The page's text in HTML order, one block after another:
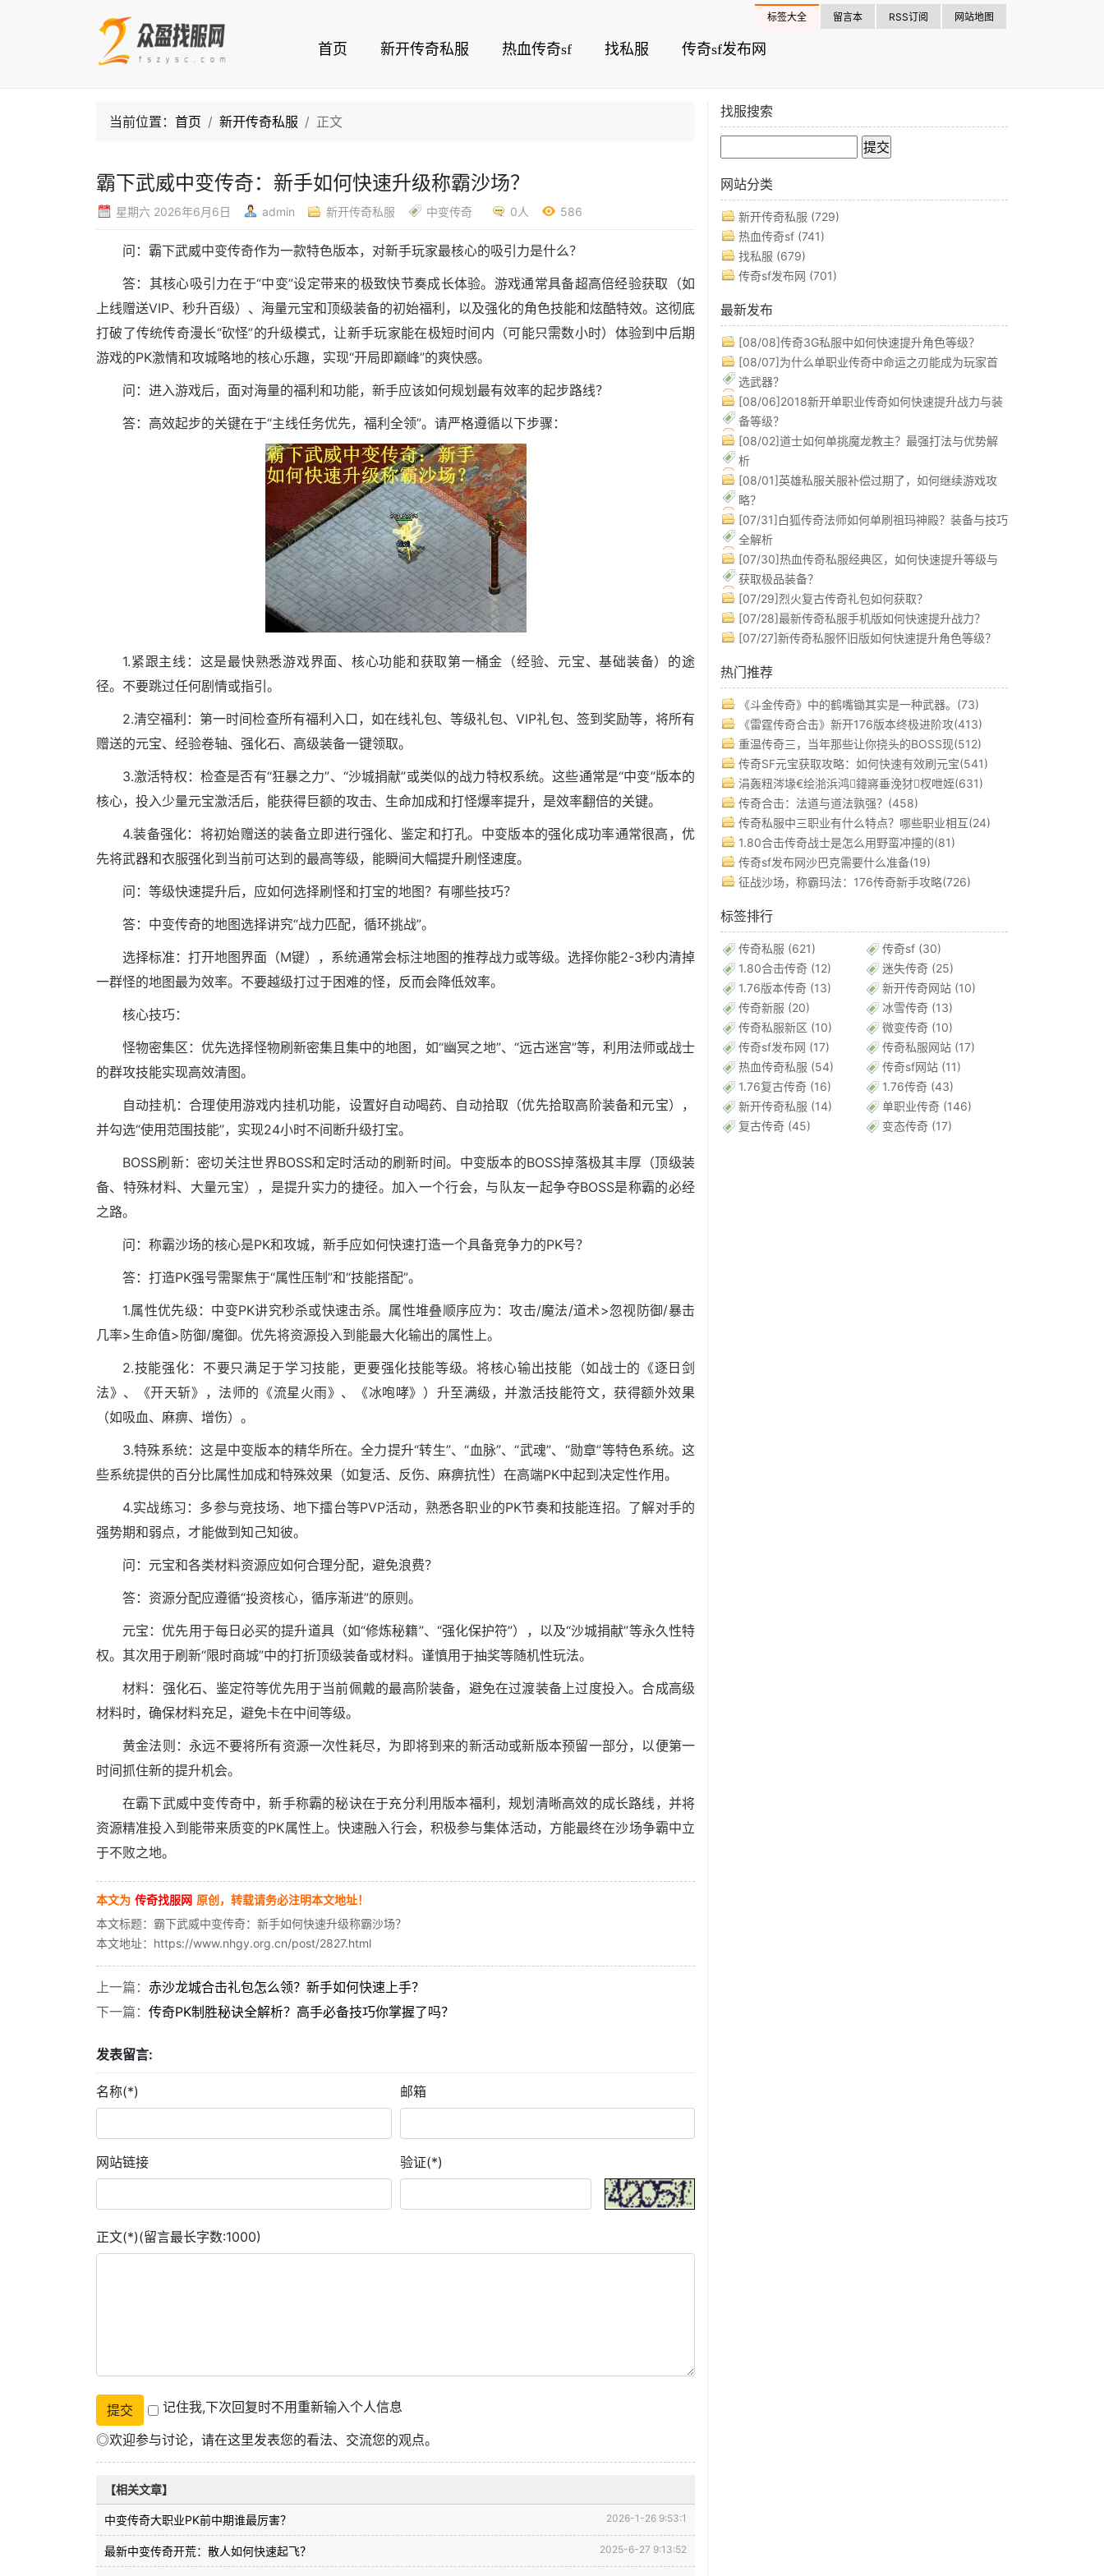
首页 新开传奇私服 热血传奇sf 找私服 传奇sf发布网
标签大全 留言本 RSS订阅 网站地图
当前位置： 首页 新开传奇私服 正文
霸下武威中变传奇：新手如何快速升级称霸沙场？
星期六 2026年6月6日 admin 新开传奇私服 中变传奇 0人 586
问：霸下武威中变传奇作为一款特色版本，对新手玩家最核心的吸引力是什么？
答：其核心吸引力在于“中变”设定带来的极致快节奏成长体验。游戏通常具备超高倍经验获取（如
上线赠送VIP、秒升百级）、海量元宝和顶级装备的初始福利，以及强化的角色技能和炫酷特效。这彻底
打破了传统传奇漫长“砍怪”的升级模式，让新手玩家能在极短时间内（可能只需数小时）体验到中后期
游戏的PK激情和攻城略地的核心乐趣，实现“开局即巅峰”的爽快感。
问：进入游戏后，面对海量的福利和功能，新手应该如何规划最有效率的起步路线？
答：高效起步的关键在于“主线任务优先，福利全领”。请严格遵循以下步骤：
1.紧跟主线：这是最快熟悉游戏界面、核心功能和获取第一桶金（经验、元宝、基础装备）的途
径。不要跳过任何剧情或指引。
2.清空福利：第一时间检查所有福利入口，如在线礼包、等级礼包、VIP礼包、签到奖励等，将所有
赠送的元宝、经验卷轴、强化石、高级装备一键领取。
3.激活特权：检查是否有“狂暴之力”、“沙城捐献”或类似的战力特权系统。这些通常是“中变”版本的
核心，投入少量元宝激活后，能获得巨额的攻击、生命加成和打怪爆率提升，是效率翻倍的关键。
4.装备强化：将初始赠送的装备立即进行强化、鉴定和打孔。中变版本的强化成功率通常很高，优
先将武器和衣服强化到当前可达到的最高等级，能瞬间大幅提升刷怪速度。
问：等级快速提升后，应如何选择刷怪和打宝的地图？有哪些技巧？
答：中变传奇的地图选择讲究“战力匹配，循环挑战”。
选择标准：打开地图界面（M键），系统通常会标注地图的推荐战力或等级。选择你能2-3秒内清掉
一群怪的地图最为效率。不要越级打过于困难的怪，反而会降低效率。
核心技巧：
怪物密集区：优先选择怪物刷新密集且集中的地图，如“幽冥之地”、“远古迷宫”等，利用法师或战士
的群攻技能实现高效清图。
自动挂机：合理使用游戏内挂机功能，设置好自动喝药、自动拾取（优先拾取高阶装备和元宝），
并勾选“使用范围技能”，实现24小时不间断升级打宝。
BOSS刷新：密切关注世界BOSS和定时活动的刷新时间。中变版本的BOSS掉落极其丰厚（顶级装
备、特殊材料、大量元宝），是提升实力的捷径。加入一个行会，与队友一起争夺BOSS是称霸的必经
之路。
问：称霸沙场的核心是PK和攻城，新手应如何快速打造一个具备竞争力的PK号？
答：打造PK强号需聚焦于“属性压制”和“技能搭配”。
1.属性优先级：中变PK讲究秒杀或快速击杀。属性堆叠顺序应为：攻击/魔法/道术>忽视防御/暴击
几率>生命值>防御/魔御。优先将资源投入到能最大化输出的属性上。
2.技能强化：不要只满足于学习技能，更要强化技能等级。将核心输出技能（如战士的《逐日剑
法》、《开天斩》，法师的《流星火雨》、《冰咆哮》）升至满级，并激活技能符文，获得额外效果
（如吸血、麻痹、增伤）。
3.特殊系统：这是中变版本的精华所在。全力提升“转生”、“血脉”、“武魂”、“勋章”等特色系统。这
些系统提供的百分比属性加成和特殊效果（如复活、反伤、麻痹抗性）在高端PK中起到决定性作用。
4.实战练习：多参与竞技场、地下擂台等PVP活动，熟悉各职业的PK节奏和技能连招。了解对手的
强势期和弱点，才能做到知己知彼。
问：元宝和各类材料资源应如何合理分配，避免浪费？
答：资源分配应遵循“投资核心，循序渐进”的原则。
元宝：优先用于每日必买的提升道具（如“修炼秘籍”、“强化保护符”），以及“沙城捐献”等永久性特
权。其次用于刷新“限时商城”中的打折顶级装备或材料。谨慎用于抽奖等随机性玩法。
材料：强化石、鉴定符等优先用于当前佩戴的最高阶装备，避免在过渡装备上过度投入。合成高级
材料时，确保材料充足，避免卡在中间等级。
黄金法则：永远不要将所有资源一次性耗尽，为即将到来的新活动或新版本预留一部分，以便第一
时间抓住新的提升机会。
在霸下武威中变传奇中，新手称霸的秘诀在于充分利用版本福利，规划清晰高效的成长路线，并将
资源精准投入到能带来质变的PK属性上。快速融入行会，积极参与集体活动，方能最终在沙场争霸中立
于不败之地。
本文为 传奇找服网 原创，转载请务必注明本文地址！
本文标题：霸下武威中变传奇：新手如何快速升级称霸沙场？
本文地址：https://www.nhgy.org.cn/post/2827.html
上一篇： 赤沙龙城合击礼包怎么领？新手如何快速上手？
下一篇： 传奇PK制胜秘诀全解析？高手必备技巧你掌握了吗？
发表留言:
名称(*) 邮箱
网站链接 验证(*)
正文(*)(留言最长字数:1000)
记住我,下次回复时不用重新输入个人信息
◎欢迎参与讨论，请在这里发表您的看法、交流您的观点。
【相关文章】
2026-1-26 9:53:1
中变传奇大职业PK前中期谁最厉害？
2025-6-27 9:13:52
最新中变传奇开荒：散人如何快速起飞？
找服搜索
网站分类
新开传奇私服 (729)
热血传奇sf (741)
找私服 (679)
传奇sf发布网 (701)
最新发布
[08/08]传奇3G私服中如何快速提升角色等级？
[08/07]为什么单职业传奇中命运之刃能成为玩家首
选武器？
[08/06]2018新开单职业传奇如何快速提升战力与装
备等级？
[08/02]道士如何单挑魔龙教主？最强打法与优势解
析
[08/01]英雄私服关服补偿过期了，如何继续游戏攻
略？
[07/31]白狐传奇法师如何单刷祖玛神殿？装备与技巧
全解析
[07/30]热血传奇私服经典区，如何快速提升等级与
获取极品装备？
[07/29]烈火复古传奇礼包如何获取？
[07/28]最新传奇私服手机版如何快速提升战力？
[07/27]新传奇私服怀旧版如何快速提升角色等级？
热门推荐
《斗金传奇》中的鹤嘴锄其实是一种武器。(73)
《雷霆传奇合击》新开176版本终极进阶攻(413)
重温传奇三，当年那些让你挠头的BOSS现(512)
传奇SF元宝获取攻略：如何快速有效刷元宝(541)
涓轰粈涔堟€绘湁浜鸿鍏嶈垂浼犲杈呭姪(631)
传奇合击：法道与道法孰强？(458)
传奇私服中三职业有什么特点？哪些职业相互(24)
1.80合击传奇战士是怎么用野蛮冲撞的(81)
传奇sf发布网沙巴克需要什么准备(19)
征战沙场，称霸玛法：176传奇新手攻略(726)
标签排行
传奇私服 (621) 传奇sf (30)
1.80合击传奇 (12) 迷失传奇 (25)
1.76版本传奇 (13) 新开传奇网站 (10)
传奇新服 (20) 冰雪传奇 (13)
传奇私服新区 (10) 微变传奇 (10)
传奇sf发布网 (17) 传奇私服网站 (17)
热血传奇私服 (54) 传奇sf网站 (11)
1.76复古传奇 (16) 1.76传奇 (43)
新开传奇私服 (14) 单职业传奇 (146)
复古传奇 (45) 变态传奇 (17)